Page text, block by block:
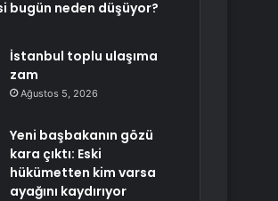
bugün neden düşüyor?
İstanbul toplu ulaşıma
zam
Ağustos 5, 2026
Yeni başbakanın gözü
kara çıktı: Eski
hükümetten kim varsa
ayağını kaydırıyor